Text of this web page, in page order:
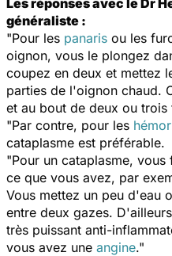
généraliste :
"Pour les panaris ou les
oignon, vous le plongez
coupez en deux et mettez
parties de l'oignon chaud.
et au bout de deux ou
"Par contre, pour les
cataplasme est préférable.
"Pour un cataplasme,
ce que vous avez, par
Vous mettez un peu d'eau
entre deux gazes.
très puissant anti-
vous avez une angine."